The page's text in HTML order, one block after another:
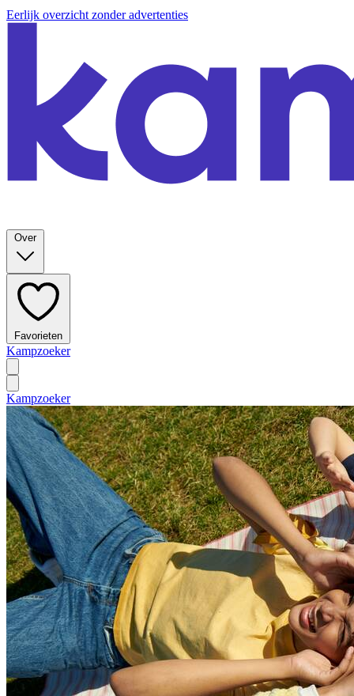
Eerlijk overzicht zonder advertenties
Over
Favorieten
Kampzoeker
Kampzoeker